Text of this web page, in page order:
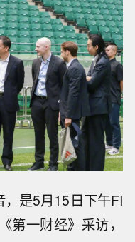
是5月15日下午FI
第一财经》采访，